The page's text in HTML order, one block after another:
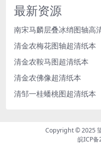
最新资源
南宋马麟层叠冰绡图轴高
清金农梅花图轴超清纸本
清金农鞍马图超清纸本
清金农佛像超清纸本
清邹一桂蟠桃图超清纸本
Copyright © 2025
皖ICP